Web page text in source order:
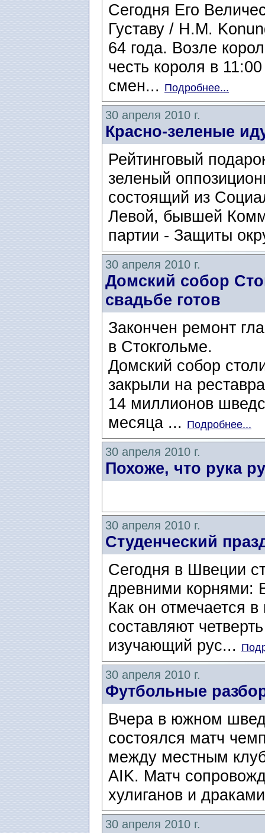
Сегодня Его
Густаву / H.M.
64 года. Возле
честь короля в
смен... Подробнее...
30 апреля 2010 г.
Красно-зеленые
Рейтинговый
зеленый
состоящий из
Левой, бывшей
партии - Защиты
30 апреля 2010 г.
Домский собор
свадьбе готов
Закончен ремонт
в Стокгольме.
Домский собор
закрыли на
14 миллионов
месяца ... Подробнее...
30 апреля 2010 г.
Похоже, что рука
30 апреля 2010 г.
Студенческий
Сегодня в Швеции
древними корнями:
Как он отмечается
составляют
изучающий рус...
30 апреля 2010 г.
Футбольные
Вчера в южном
состоялся матч
между местным
AIK. Матч
хулиганов и
30 апреля 2010 г.